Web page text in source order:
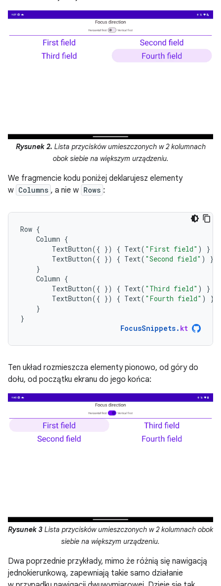
Rysunek 2. Lista przycisków umieszczonych w 2 kolumnach
obok siebie na większym urządzeniu.
We fragmencie kodu poniżej deklarujesz elementy
w Columns , a nie w Rows :
Row {
Column {
TextButton({ }) { Text( "First field" )
}
TextButton({ }) { Text( "Second field" )
}
}
Column {
TextButton({ }) { Text( "Third field" )
}
TextButton({ }) { Text( "Fourth field" )
}
}
}
FocusSnippets. kt
Ten układ rozmieszcza elementy pionowo, od góry do
dołu, od początku ekranu do jego końca:
Rysunek 3 Lista przycisków umieszczonych w 2 kolumnach obok
siebie na większym urządzeniu.
Dwa poprzednie przykłady, mimo że różnią się nawigacją
jednokierunkową, zapewniają takie samo działanie